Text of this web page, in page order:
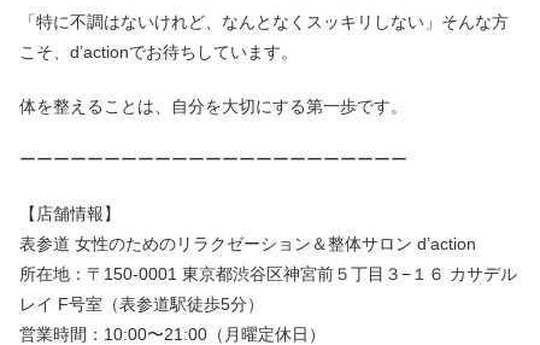
「特に不調はないけれど、なんとなくスッキリしない」そんな方
こそ、d’actionでお待ちしています。
体を整えることは、自分を大切にする第一歩です。
ーーーーーーーーーーーーーーーーーーーーーーー
【店舗情報】
表参道 女性のためのリラクゼーション＆整体サロン d’action
所在地：〒150-0001 東京都渋谷区神宮前５丁目３−１６ カサデル
レイ F号室（表参道駅徒歩5分）
営業時間：10:00〜21:00（月曜定休日）